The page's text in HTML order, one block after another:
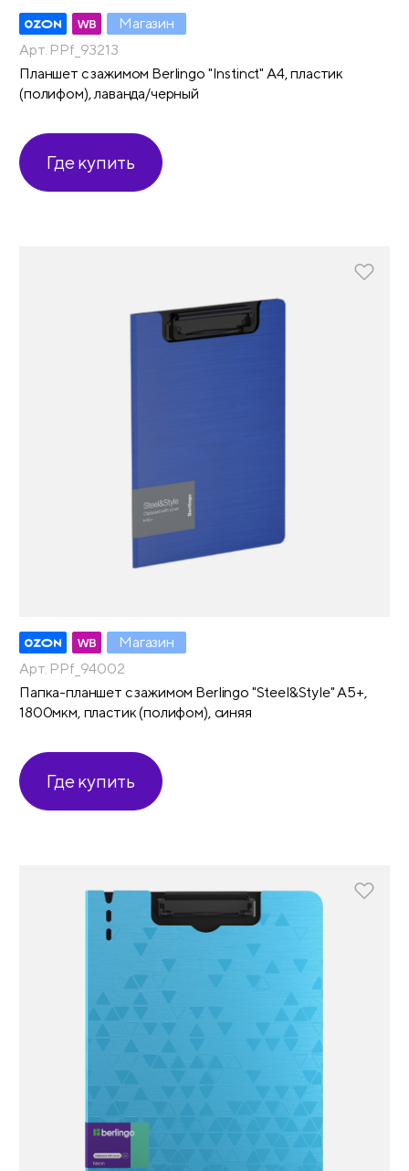
Магазин
Арт. PPf_93213
Планшет с зажимом Berlingo "Instinct" А4, пластик
(полифом), лаванда/черный
Где купить
Магазин
Арт. PPf_94002
Папка-планшет с зажимом Berlingo "Steel&Style" А5+,
1800мкм, пластик (полифом), синяя
Где купить